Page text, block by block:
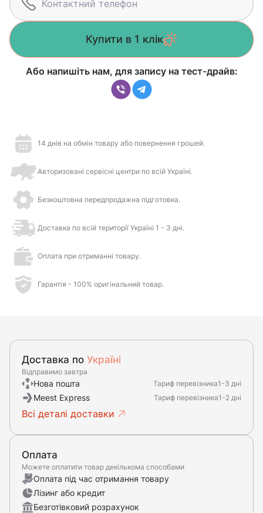
Купити в 1 клік
Або напишіть нам, для запису на тест-драйв:
14 днів на обмін товару або повернення грошей.
Авторизовані сервісні центри по всій Україні.
Безкоштовна передпродажна підготовка.
Доставка по всій території Україні 1 - 3 дні.
Оплата при отриманні товару.
Гарантія - 100% оригінальний товар.
Доставка по Україні
Відправимо завтра
Нова пошта Тариф перевізника1-3 дні
Meest Express Тариф перевізника1-2 дні
Всі деталі доставки
Оплата
Можете оплатити товар декількома способами
Оплата під час отримання товару
Лізинг або кредит
Безготівковий розрахунок